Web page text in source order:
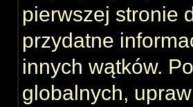
pierwszej stronie
przydatne
innych wątków.
globalnych,